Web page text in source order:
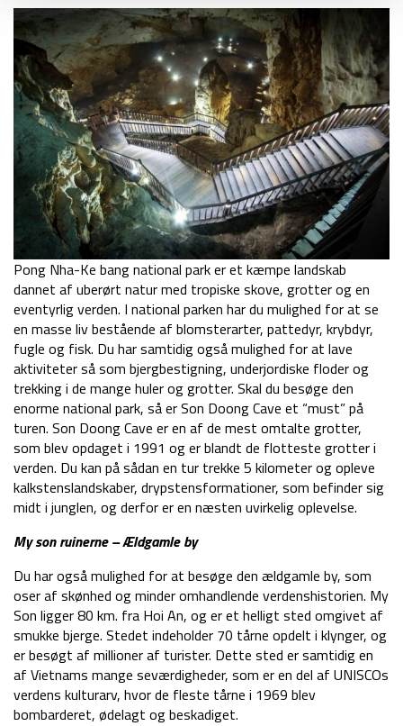
Pong Nha-Ke bang national park er et kæmpe landskab
dannet af uberørt natur med tropiske skove, grotter og en
eventyrlig verden. I national parken har du mulighed for at se
en masse liv bestående af blomsterarter, pattedyr, krybdyr,
fugle og fisk. Du har samtidig også mulighed for at lave
aktiviteter så som bjergbestigning, underjordiske floder og
trekking i de mange huler og grotter. Skal du besøge den
enorme national park, så er Son Doong Cave et “must” på
turen. Son Doong Cave er en af de mest omtalte grotter,
som blev opdaget i 1991 og er blandt de flotteste grotter i
verden. Du kan på sådan en tur trekke 5 kilometer og opleve
kalkstenslandskaber, drypstensformationer, som befinder sig
midt i junglen, og derfor er en næsten uvirkelig oplevelse.
My son ruinerne – Ældgamle by
Du har også mulighed for at besøge den ældgamle by, som
oser af skønhed og minder omhandlende verdenshistorien. My
Son ligger 80 km. fra Hoi An, og er et helligt sted omgivet af
smukke bjerge. Stedet indeholder 70 tårne opdelt i klynger, og
er besøgt af millioner af turister. Dette sted er samtidig en
af Vietnams mange seværdigheder, som er en del af UNISCOs
verdens kulturarv, hvor de fleste tårne i 1969 blev
bombarderet, ødelagt og beskadiget.